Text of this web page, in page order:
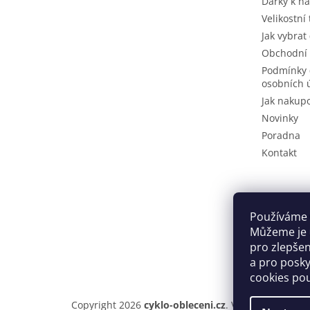
Používáme
Můžeme
pro
a pro
cookies
Velikostní
Jak
osobních
Jak
Novinky
Poradna
Kontakt
Copyright 2026 cyklo-obleceni.cz. Všechna práva